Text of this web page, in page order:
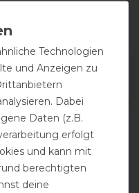
zu
Technologien
und Anzeigen zu
Dabei
Daten (z.B.
erfolgt
und kann mit
berechtigten
deine